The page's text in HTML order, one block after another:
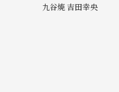
九谷焼 吉田幸央